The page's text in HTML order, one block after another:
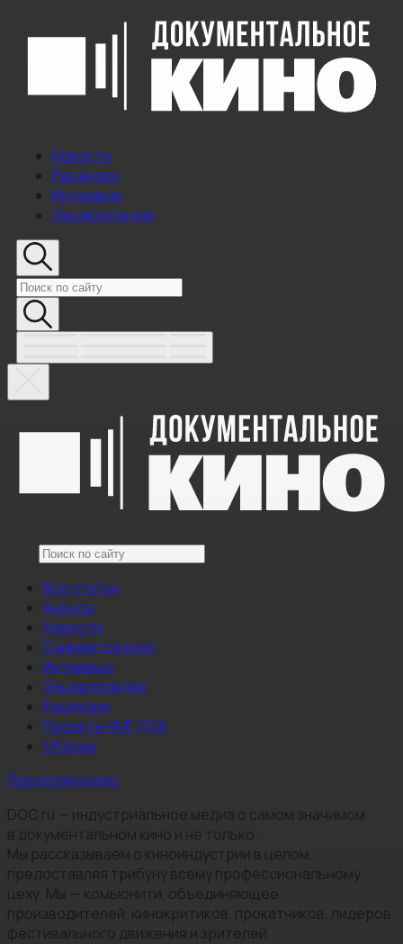
Новости
Рецензии
Интервью
Энциклопедия
Все статьи
Анонсы
Новости
Снимается кино
Интервью
Энциклопедия
Рецензии
Проекты НМГ ДОК
Обзоры
Предложи идею
DOC.ru — индустриальное медиа о самом значимом
в документальном кино и не только.
Мы рассказываем о киноиндустрии в целом,
предоставляя трибуну всему профессиональному
цеху. Мы — комьюнити, объединяющее
производителей, кинокритиков, прокатчиков, лидеров
фестивального движения и зрителей.